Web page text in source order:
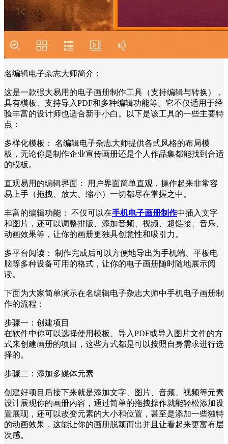
名编辑电子杂志大师简介：
这是一款强大易用的电子画册制作工具（支持编辑与转换），
具有模板、支持导入PDF和多种编辑功能等。它不仅适用于经
验丰富的设计师也适合新手小白。以下是该工具的一些主要特
点：
多样化模板： 名编辑电子杂志大师提供各式风格的布局模
板，无论你是制作企业宣传画册还是个人作品集都能找到合适
的模板。
直观易用的编辑界面： 用户界面简单直观，操作起来非常容
易上手（拖拽、放大、缩小）一切都尽在掌握之中。
丰富的编辑功能： 不仅可以在手机电子画册制作中插入文字
和图片，还可以调整排版、添加音频、视频、超链接、音乐、
动画效果等，让你的画册更独具创意性和吸引力。
多平台阅读： 制作完成后可以方便地导出为手机端、平板电
脑等多种设备可用的格式，让你的电子画册随时随地展示阅
读。
下面为大家简单演示在名编辑电子杂志大师中手机电子画册制
作的流程：
步骤一：创建项目
在软件中你可以选择使用模板、导入PDF或导入图片文件的方
式来创建画册的项目，这些方式都是可以按照自身需求进行选
择的。
步骤二：添加多媒体元素
创建好项目后接下来就是添加文字、图片、音频、视频等元素
设计展现你的画册内容，通过简单的拖拽操作就能轻松添加设
置展现，还可以改变元素的大小和位置，甚至是添加一些独特
的动画效果，这能让你的画册脱颖而出并且让看起来更富有层
次感。